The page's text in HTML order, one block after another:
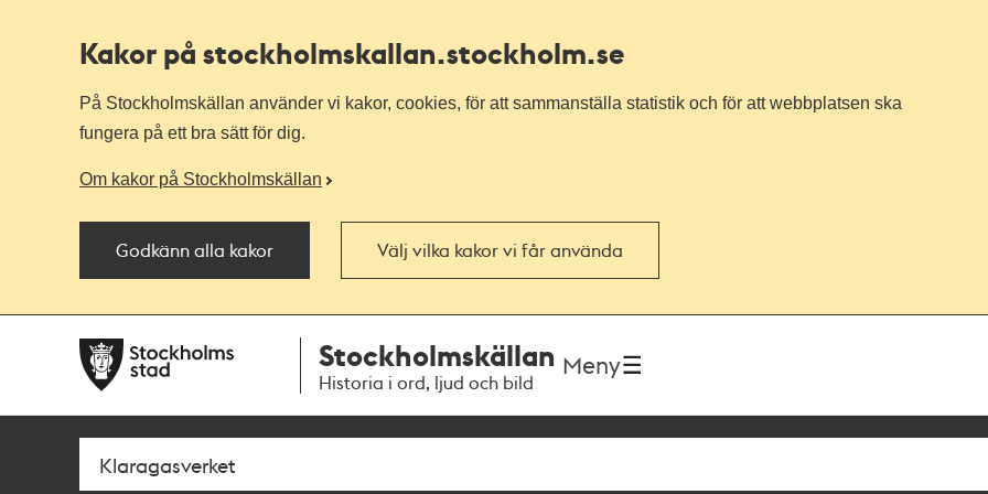
Kakor på stockholmskallan.stockholm.se
På Stockholmskällan använder vi kakor, cookies, för att sammanställa statistik och för att webbplatsen ska
fungera på ett bra sätt för dig.
Om kakor på Stockholmskällan
Godkänn alla kakor Välj vilka kakor vi får använda
navigationen
huvudinnehållet
Stockholmskällan
Historia i ord, ljud och bild
Meny
Sök